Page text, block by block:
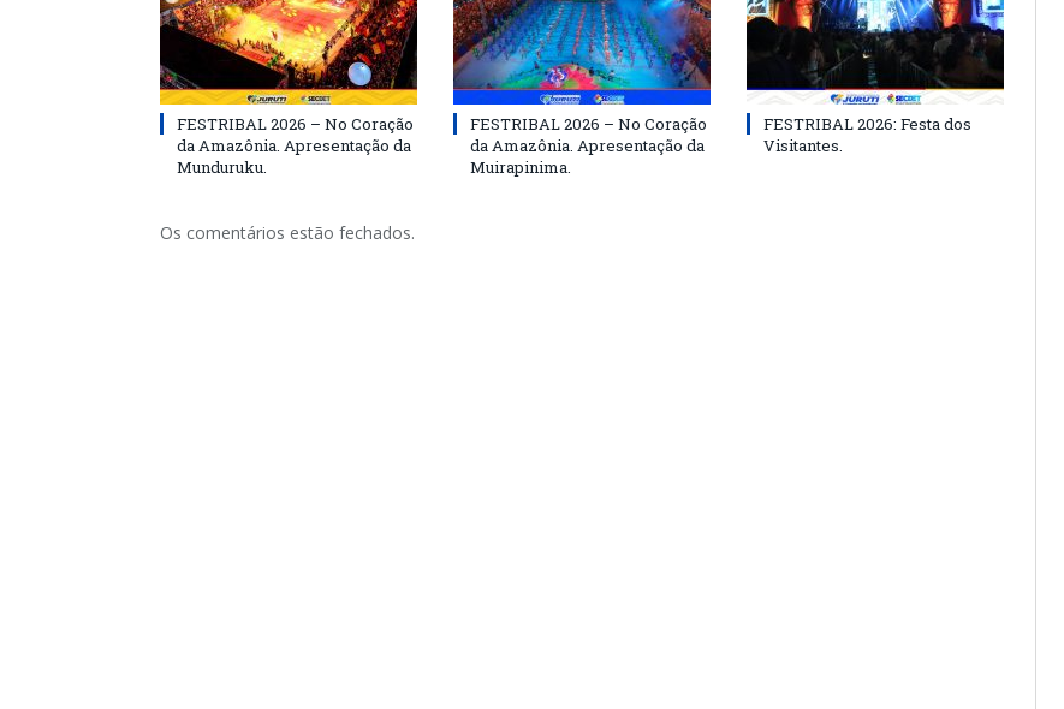
FESTRIBAL 2026 – No Coração
da Amazônia. Apresentação da
Munduruku.
FESTRIBAL 2026 – No Coração
da Amazônia. Apresentação da
Muirapinima.
FESTRIBAL 2026: Festa dos
Visitantes.
Os comentários estão fechados.